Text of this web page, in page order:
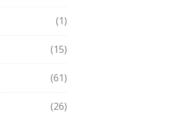
(1)
(15)
(61)
(26)